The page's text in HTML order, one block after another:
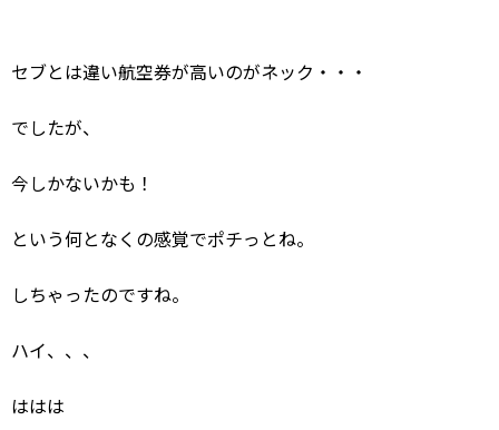
セブとは違い航空券が高いのがネック・・・
でしたが、
今しかないかも！
という何となくの感覚でポチっとね。
しちゃったのですね。
ハイ、、、
ははは